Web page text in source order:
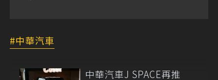
中華汽車
中華汽車J SPACE再推